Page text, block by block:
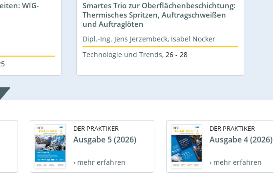
WIG-
Smartes Trio zur Oberflächenbeschichtung:
Thermisches Spritzen, Auftragschweißen
und Auftraglöten
Dipl.-Ing. Jens Jerzembeck, Isabel Nocker
Technologie und Trends, 26 - 28
DER PRAKTIKER
Ausgabe 5 (2026)
› mehr erfahren
DER PRAKTIKER
Ausgabe 4 (2026)
› mehr erfahren